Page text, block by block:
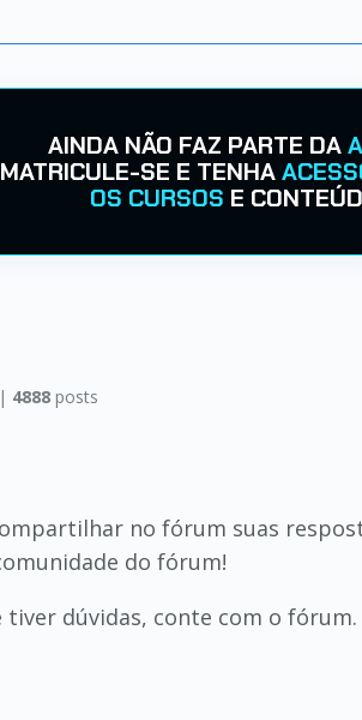
AINDA NÃO FAZ PARTE DA
MATRICULE-SE E TENHA
OS CURSOS E
4888 posts
no fórum suas
do fórum!
dúvidas, conte com o fórum.